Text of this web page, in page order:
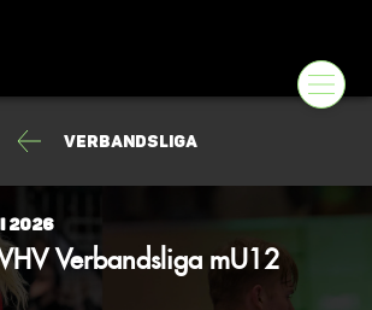
Verbandsliga
2026
Verbandsliga mU12